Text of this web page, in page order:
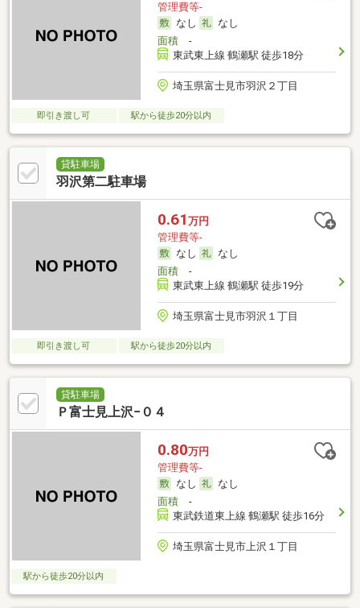
管理費等-
なし
なし
面積-
東武東上線 鶴瀬駅 徒歩18分
埼玉県富士見市羽沢２丁目
即引き渡し可 駅から徒歩20分以内
貸駐車場
羽沢第二駐車場
0.61 万円
管理費等-
なし
なし
面積-
東武東上線 鶴瀬駅 徒歩19分
埼玉県富士見市羽沢１丁目
即引き渡し可 駅から徒歩20分以内
貸駐車場
Ｐ富士見上沢−０４
0.80万円
管理費等-
なし
なし
面積-
東武鉄道東上線 鶴瀬駅 徒歩16分
埼玉県富士見市上沢１丁目
駅から徒歩20分以内